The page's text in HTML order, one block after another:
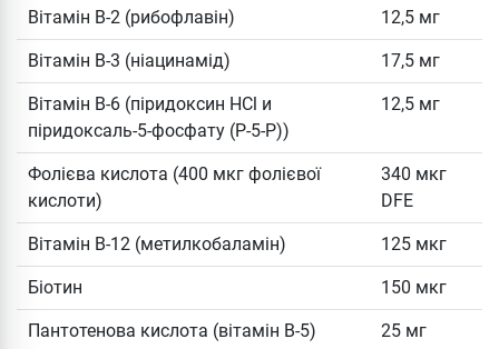
Вітамін B-2 (рибофлавін) 12,5 мг
Вітамін B-3 (ніацинамід) 17,5 мг
Вітамін B-6 (піридоксин HCl и
піридоксаль-5-фосфату (P-5-P))
12,5 мг
Фолієва кислота (400 мкг фолієвої
кислоти)
340 мкг
DFE
Вітамін B-12 (метилкобаламін) 125 мкг
Біотин 150 мкг
Пантотенова кислота (вітамін B-5) 25 мг